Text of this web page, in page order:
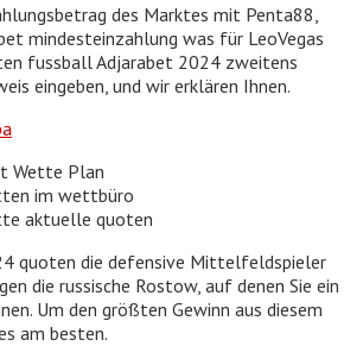
des Marktes mit Penta88,
mindesteinzahlung was für LeoVegas
fussball Adjarabet 2024 zweitens
eingeben, und wir erklären Ihnen.
Wette Plan
im wettbüro
aktuelle quoten
quoten die defensive Mittelfeldspieler
die russische Rostow, auf denen Sie ein
Um den größten Gewinn aus diesem
am besten.